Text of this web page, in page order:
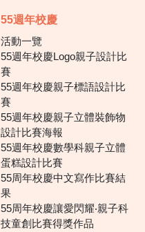
55週年校慶
活動一覽
55週年校慶Logo親子設計比
賽
55週年校慶親子標語設計比
賽
55週年校慶親子立體裝飾物
設計比賽海報
55週年校慶數學科親子立體
蛋糕設計比賽
55周年校慶中文寫作比賽結
果
55周年校慶讓愛閃耀‧親子科
技童創比賽得獎作品